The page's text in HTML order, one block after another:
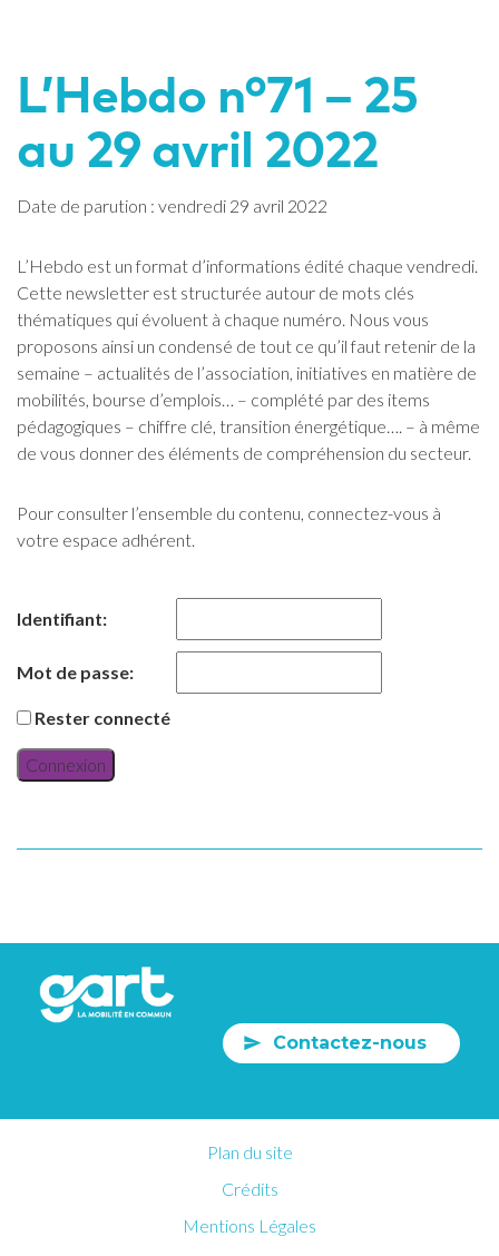
L’Hebdo n°71 – 25
au 29 avril 2022
Date de parution : vendredi 29 avril 2022
L’Hebdo est un format d’informations édité chaque vendredi.
Cette newsletter est structurée autour de mots clés
thématiques qui évoluent à chaque numéro. Nous vous
proposons ainsi un condensé de tout ce qu’il faut retenir de la
semaine – actualités de l’association, initiatives en matière de
mobilités, bourse d’emplois… – complété par des items
pédagogiques – chiffre clé, transition énergétique…. – à même
de vous donner des éléments de compréhension du secteur.
Pour consulter l’ensemble du contenu, connectez-vous à
votre espace adhérent.
Identifiant:
Mot de passe:
Rester connecté
Connexion
Contactez-nous
Plan du site
Crédits
Mentions Légales